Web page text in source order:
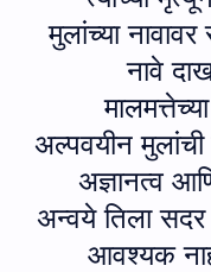
मुलांच्‍या
नावे
अल्पवयीन
अज्ञानत्‍व
अन्‍वये तिला सदर
आवश्यक